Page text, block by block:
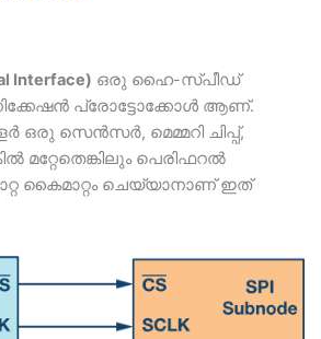
Interface) ഒരു ഹൈ-സ്പീഡ്
പ്രോട്ടോക്കോൾ ആണ്.
സെൻസർ, മെമ്മറി ചിപ്പ്,
മറ്റേതെങ്കിലും പെരിഫറൽ
കൈമാറ്റം ചെയ്യാനാണ് ഇത്